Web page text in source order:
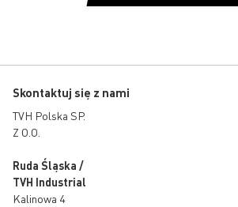
Skontaktuj się z nami
TVH Polska SP.
Z O.O.
Ruda Śląska /
TVH Industrial
Kalinowa 4